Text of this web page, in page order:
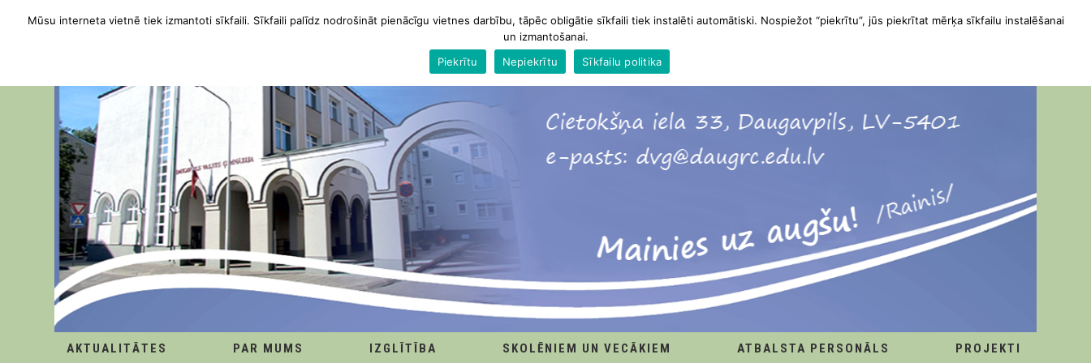
AKTUALITĀTES PAR MUMS IZGLĪTĪBA SKOLĒNIEM UN VECĀKIEM ATBALSTA PERSONĀLS
PROJEKTI
Mūsu interneta vietnē tiek izmantoti sīkfaili. Sīkfaili palīdz nodrošināt pienācīgu vietnes darbību, tāpēc obligātie sīkfaili tiek instalēti automātiski. Nospiežot “piekrītu”, jūs piekrītat mērķa sīkfailu instalēšanai
un izmantošanai.
Piekrītu
Nepiekrītu Sīkfailu politika